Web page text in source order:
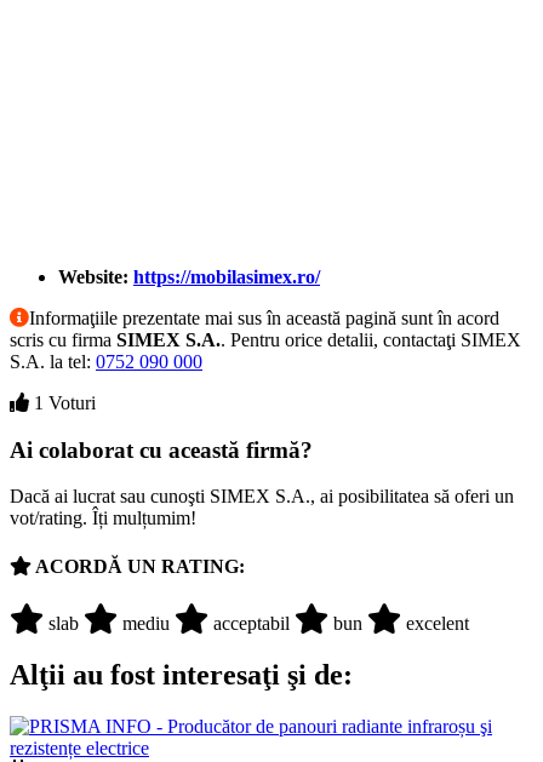
Website: https://mobilasimex.ro/
Informaţiile prezentate mai sus în această pagină sunt în acord
scris cu firma SIMEX S.A.. Pentru orice detalii, contactaţi SIMEX
S.A. la tel: 0752 090 000
1 Voturi
Ai colaborat cu această firmă?
Dacă ai lucrat sau cunoşti SIMEX S.A., ai posibilitatea să oferi un
vot/rating. Îți mulțumim!
ACORDĂ UN RATING:
slab mediu acceptabil bun excelent
Alţii au fost interesaţi şi de: